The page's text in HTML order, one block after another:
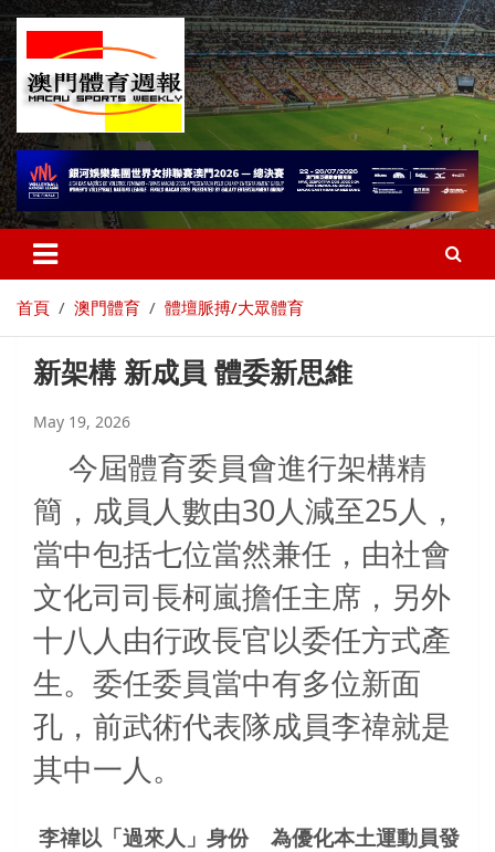
首頁 澳門體育 體壇脈搏/大眾體育
新架構 新成員 體委新思維
May 19, 2026
今屆體育委員會進行架構精
簡，成員人數由30人減至25人，
當中包括七位當然兼任，由社會
文化司司長柯嵐擔任主席，另外
十八人由行政長官以委任方式產
生。委任委員當中有多位新面
孔，前武術代表隊成員李禕就是
其中一人。
李禕以「過來人」身份 為優化本土運動員發